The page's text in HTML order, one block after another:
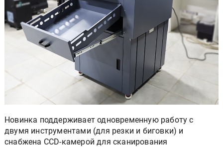
Новинка поддерживает одновременную работу с
двумя инструментами (для резки и биговки) и
снабжена CCD-камерой для сканирования